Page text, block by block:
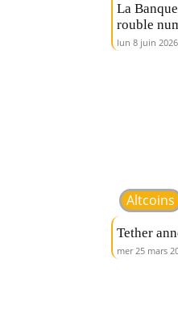
La
rouble
lun 8 juin 2026
Altcoins
Tether
mer 25 mars